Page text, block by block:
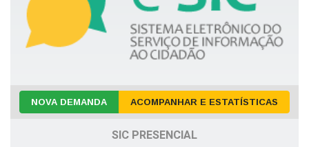
NOVA DEMANDA ACOMPANHAR E ESTATÍSTICAS
SIC PRESENCIAL